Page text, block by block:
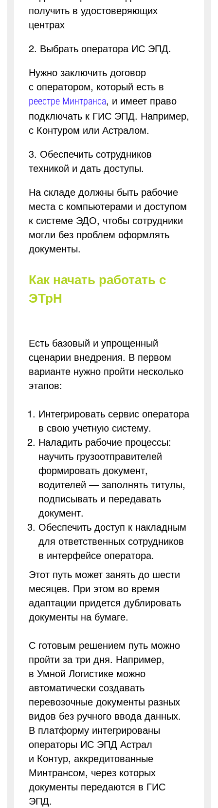
получить в удостоверяющих
центрах
2. Выбрать оператора ИС ЭПД.
Нужно заключить договор
с оператором, который есть в
реестре Минтранса, и имеет право
подключать к ГИС ЭПД. Например,
с Контуром или Астралом.
3. Обеспечить сотрудников
техникой и дать доступы.
На складе должны быть рабочие
места с компьютерами и доступом
к системе ЭДО, чтобы сотрудники
могли без проблем оформлять
документы.
Как начать работать с
ЭТрН
Есть базовый и упрощенный
сценарии внедрения. В первом
варианте нужно пройти несколько
этапов:
Интегрировать сервис оператора
в свою учетную систему.
Наладить рабочие процессы:
научить грузоотправителей
формировать документ,
водителей — заполнять титулы,
подписывать и передавать
документ.
Обеспечить доступ к накладным
для ответственных сотрудников
в интерфейсе оператора.
Этот путь может занять до шести
месяцев. При этом во время
адаптации придется дублировать
документы на бумаге.
С готовым решением путь можно
пройти за три дня. Например,
в Умной Логистике можно
автоматически создавать
перевозочные документы разных
видов без ручного ввода данных.
В платформу интегрированы
операторы ИС ЭПД Астрал
и Контур, аккредитованные
Минтрансом, через которых
документы передаются в ГИС
ЭПД.